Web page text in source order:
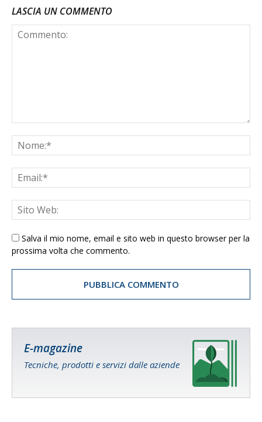
LASCIA UN COMMENTO
Salva il mio nome, email e sito web in questo browser per la
prossima volta che commento.
E-magazine
Tecniche, prodotti e servizi dalle aziende